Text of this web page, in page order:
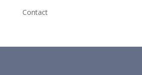
Contact